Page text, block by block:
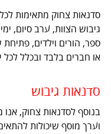
סדנאות צחוק מתאימות
גיבוש הצוות, ערב סיום,
ספר, הורים וילדים,
או חברים בלבד ובכלל לכל
סדנאות גיבוש
בנוסף לסדנאות צחוק, אנו
וערך מוסף שיכולות